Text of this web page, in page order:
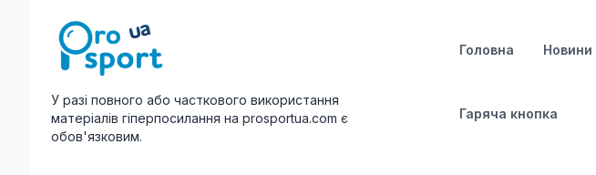
У разі повного або часткового використання
матеріалів гіперпосилання на prosportua.com є
обов'язковим.
Головна Новини
Гаряча кнопка